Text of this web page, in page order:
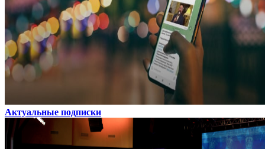
Актуальные подписки